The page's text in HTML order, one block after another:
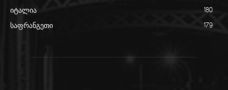
იტალია 180
საფრანგეთი 179